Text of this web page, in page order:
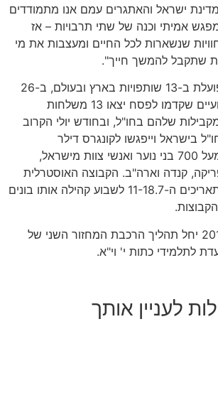
ישראל והאתגרים עמם אנו מתמודדים
אמיתי וכנה של שתי תרבויות – אז
שנשארות לכל החיים ומעצבות את מי
שתקבל להמשך חייך".
תכנית עמיתי דילר פועלת ב-13 שותפויות בארץ ובעולם, ב-26
קהילות שונות. בשבועיים שקדמו לפסח יצאו 13 משלחות
שלהם בחו"ל, ובחודש יולי הקרוב
בישראל וייפגשו לקונגרס דילר
הבינלאומי שיפגיש מעל 700 בני נוער ואנשי צוות מישראל,
קנדה וארה"ב. הקבוצה האוסטרלית
תתארח בגולן בין התאריכים ה-11-18.7 לשבוע קהילה אותו בונים
בחודש ספטמבר 2016 יחל תהליך הרכבת המחזור השני של
לתלמידי כתות י' וי"א.
לעניין אותך